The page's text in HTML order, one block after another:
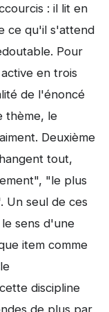
: il lit en
ce qu'il s'attend
Pour
en trois
de l'énoncé
thème, le
Deuxième
tout,
"le plus
Un seul de ces
sens d'une
item comme
discipline
de plus par